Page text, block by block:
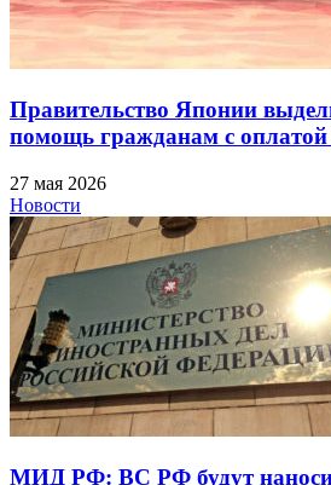
Правительство Японии
помощь гражданам с
27 мая 2026
Новости
МИД РФ: ВС РФ будут